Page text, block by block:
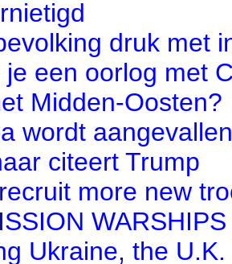
druk met
je een oorlog met
Midden-Oosten?
wordt
citeert Trump
more new
WARSHIPS
Ukraine, the